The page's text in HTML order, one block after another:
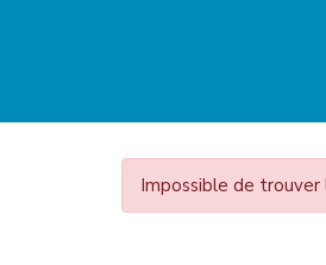
Impossible de trouver